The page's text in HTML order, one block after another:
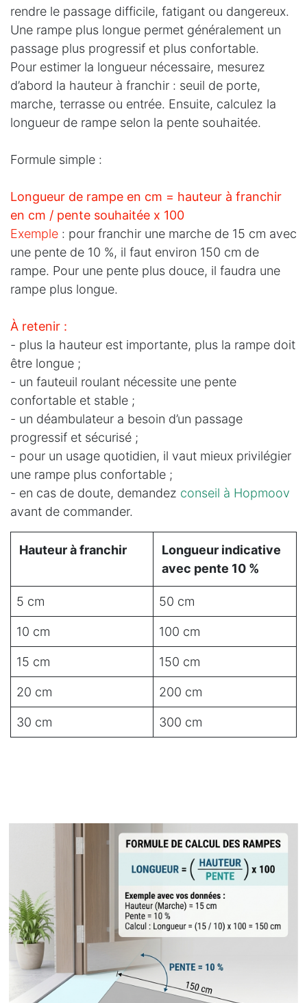
rendre le passage difficile, fatigant ou dangereux.
Une rampe plus longue permet généralement un
passage plus progressif et plus confortable.
Pour estimer la longueur nécessaire, mesurez
d’abord la hauteur à franchir : seuil de porte,
marche, terrasse ou entrée. Ensuite, calculez la
longueur de rampe selon la pente souhaitée.
Formule simple :
Longueur de rampe en cm = hauteur à franchir
en cm / pente souhaitée x 100
Exemple : pour franchir une marche de 15 cm avec
une pente de 10 %, il faut environ 150 cm de
rampe. Pour une pente plus douce, il faudra une
rampe plus longue.
À retenir :
- plus la hauteur est importante, plus la rampe doit
être longue ;
- un fauteuil roulant nécessite une pente
confortable et stable ;
- un déambulateur a besoin d’un passage
progressif et sécurisé ;
- pour un usage quotidien, il vaut mieux privilégier
une rampe plus confortable ;
- en cas de doute, demandez conseil à Hopmoov
avant de commander.
Hauteur à franchir
Longueur indicative
avec pente 10 %
5 cm 50 cm
10 cm 100 cm
15 cm 150 cm
20 cm 200 cm
30 cm 300 cm